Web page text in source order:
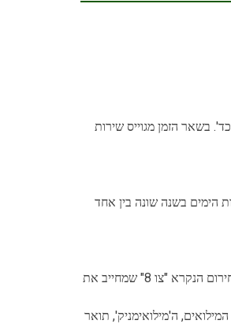
בשאר הזמן מגוייס שירות
הימים בשנה שונה בין אחד
בדרך כלל נקראים אנשים למילואים לצורך אימונים ותרגול, אך ניתן גם לקרוא ל- מילואים בצו חירום הנקרא "צו 8" שמחייב את
ה'מילואימניק', תואר